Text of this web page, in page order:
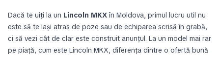
Dacă te uiți la un Lincoln MKXîn Moldova, primul lucru util nu
este să te lași atras de poze sau de echiparea scrisă în grabă,
ci să vezi cât de clar este construit anunțul. La un model mai rar
pe piață, cum este Lincoln MKX, diferența dintre o ofertă bună